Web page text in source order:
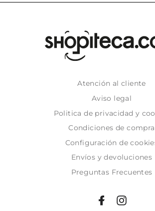
Atención al cliente
Aviso legal
Politica de privacidad y
Condiciones de compra
Configuración de
Envíos y devoluciones
Preguntas Frecuentes